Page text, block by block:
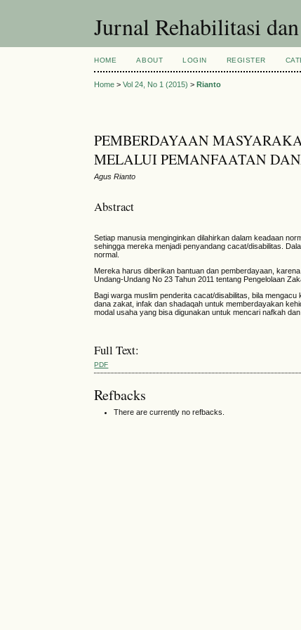
Jurnal Rehabilitasi
HOME ABOUT LOGIN REGISTER
Home >Vol 24, No 1 (2015) >Rianto
PEMBERDAYAAN
MELALUI PEMANFAATAN
Agus Rianto
Abstract
Setiap manusia menginginkan dilahirkan dalam keadaan
sehingga mereka menjadi penyandang cacat/disabilitas.
normal.
Mereka harus diberikan bantuan dan pemberdayaan,
Undang-Undang No 23 Tahun 2011 tentang Pengelolaan
Bagi warga muslim penderita cacat/disabilitas, bila
dana zakat, infak dan shadaqah untuk memberdayakan
modal usaha yang bisa digunakan untuk mencari nafkah
Full Text:
PDF
Refbacks
There are currently no refbacks.